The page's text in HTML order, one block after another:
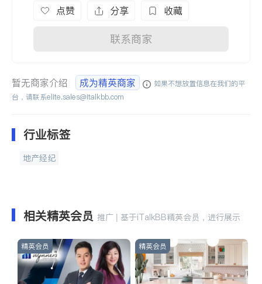
点赞 分享 收藏
联系商家
暂无商家介绍 成为精英商家
如果不想放置信息在我们的平
台，请联系elite.sales@italkbb.com
行业标签
地产经纪
相关精英会员 推广 | 基于iTalkBB精英会员，进行展示
精英会员 精英会员